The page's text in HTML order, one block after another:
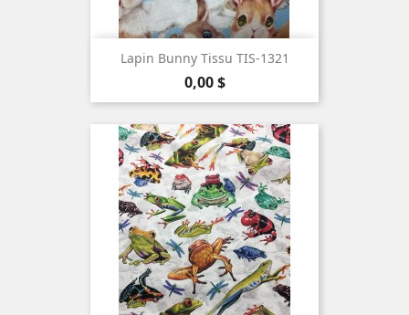
Lapin Bunny Tissu TIS-1321
Prix
0,00 $